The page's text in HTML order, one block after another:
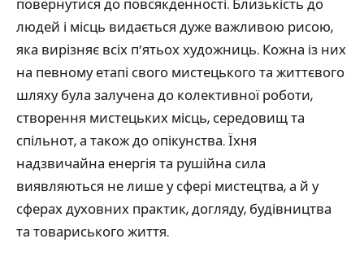
повернутися до повсякденності. Близькість до
людей і місць видається дуже важливою рисою,
яка вирізняє всіх п’ятьох художниць. Кожна із них
на певному етапі свого мистецького та життєвого
шляху була залучена до колективної роботи,
створення мистецьких місць, середовищ та
спільнот, а також до опікунства. Їхня
надзвичайна енергія та рушійна сила
виявляються не лише у сфері мистецтва, а й у
сферах духовних практик, догляду, будівництва
та товариського життя.